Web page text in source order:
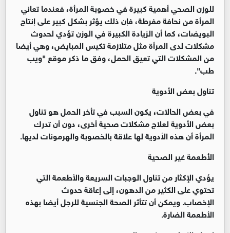
للوزن الصحي أهمية كبيرة في خصوبة المرأة، فعندما تعاني
المرأة من نحافة مفرطة، فإن ذلك يؤثر بشكل كبير على إنتاج
البويضات، كما أن الزيادة الكبيرة في الوزن تؤدي لحدوث
مشكلات لدى المرأة مثل متلازمة تكيس المبايض، وهي أيضا
من المشكلات التي تعيق الحمل، وفق ما ذكر موقع "ويب
طب".
تناول بعض الأدوية
في بعض الحالات، يكون السبب في تأخر الحمل هو تناول
بعض الأدوية لعلاج مشكلات صحية أخرى، دون أن تدرك
المرأة أن هذه الأدوية لها علاقة بالخصوبة والهرمونات لديها.
الأطعمة غير الصحية
يؤدي الإكثار من تناول الوجبات السريعة والأطعمة التي
تحتوي على الكثير من الدهون، إلى إعاقة حدوث
الإخصاب. ويمكن أن تتأثر الصحة الجنسية للرجل أيضا بهذه
الأطعمة الضارة.